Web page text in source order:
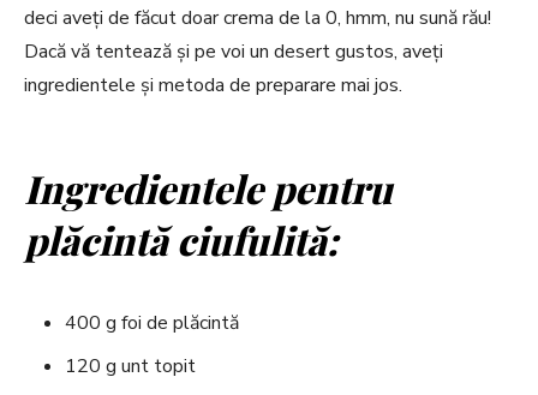
deci aveți de făcut doar crema de la 0, hmm, nu sună rău!
Dacă vă tentează și pe voi un desert gustos, aveți
ingredientele și metoda de preparare mai jos.
Ingredientele pentru
plăcintă ciufulită:
400 g foi de plăcintă
120 g unt topit